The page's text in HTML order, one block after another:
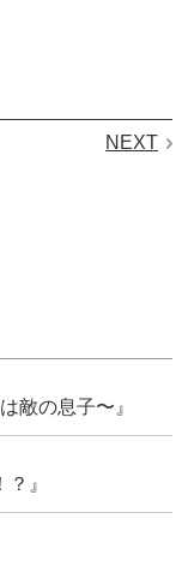
NEXT
敵の息子〜』
』